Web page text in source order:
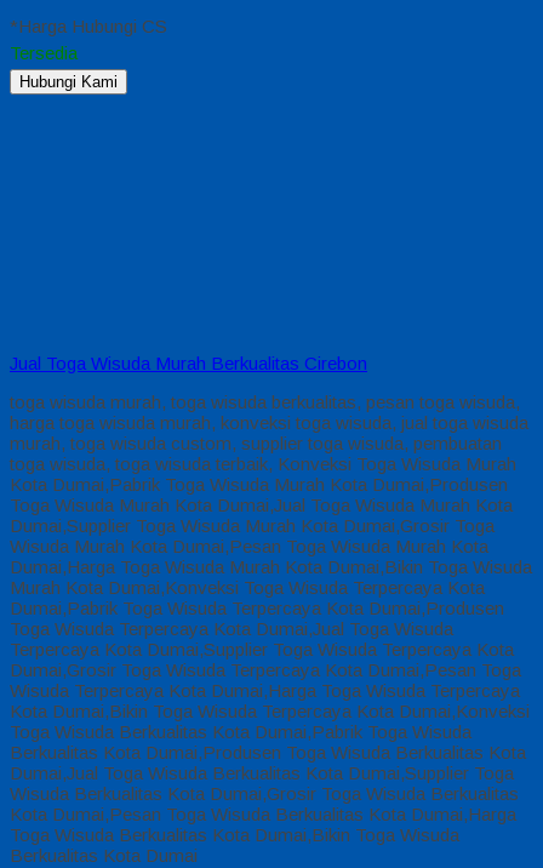
*Harga Hubungi CS
Tersedia
Hubungi Kami
Jual Toga Wisuda Murah Berkualitas Cirebon
toga wisuda murah, toga wisuda berkualitas, pesan toga wisuda,
harga toga wisuda murah, konveksi toga wisuda, jual toga wisuda
murah, toga wisuda custom, supplier toga wisuda, pembuatan
toga wisuda, toga wisuda terbaik, Konveksi Toga Wisuda Murah
Kota Dumai,Pabrik Toga Wisuda Murah Kota Dumai,Produsen
Toga Wisuda Murah Kota Dumai,Jual Toga Wisuda Murah Kota
Dumai,Supplier Toga Wisuda Murah Kota Dumai,Grosir Toga
Wisuda Murah Kota Dumai,Pesan Toga Wisuda Murah Kota
Dumai,Harga Toga Wisuda Murah Kota Dumai,Bikin Toga Wisuda
Murah Kota Dumai,Konveksi Toga Wisuda Terpercaya Kota
Dumai,Pabrik Toga Wisuda Terpercaya Kota Dumai,Produsen
Toga Wisuda Terpercaya Kota Dumai,Jual Toga Wisuda
Terpercaya Kota Dumai,Supplier Toga Wisuda Terpercaya Kota
Dumai,Grosir Toga Wisuda Terpercaya Kota Dumai,Pesan Toga
Wisuda Terpercaya Kota Dumai,Harga Toga Wisuda Terpercaya
Kota Dumai,Bikin Toga Wisuda Terpercaya Kota Dumai,Konveksi
Toga Wisuda Berkualitas Kota Dumai,Pabrik Toga Wisuda
Berkualitas Kota Dumai,Produsen Toga Wisuda Berkualitas Kota
Dumai,Jual Toga Wisuda Berkualitas Kota Dumai,Supplier Toga
Wisuda Berkualitas Kota Dumai,Grosir Toga Wisuda Berkualitas
Kota Dumai,Pesan Toga Wisuda Berkualitas Kota Dumai,Harga
Toga Wisuda Berkualitas Kota Dumai,Bikin Toga Wisuda
Berkualitas Kota Dumai